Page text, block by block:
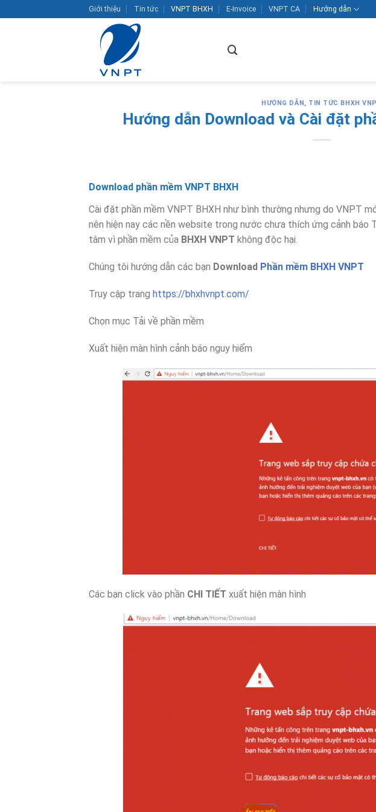
qua
Giới thiệu Tin tức VNPT BHXH E-Invoice VNPT CA Hướng dẫn
HƯỚNG DẪN, TIN TỨC BHXH
Hướng dẫn Download và Cài đặt
Download phần mềm VNPT BHXH
Cài đặt phần mềm VNPT BHXH như bình thường nhưng do VNPT
nên hiện nay các nền website trong nước chưa thích ứng cảnh báo
tâm vì phần mềm của BHXH VNPT không độc hại.
Chúng tôi hướng dẫn các bạn Download Phần mềm BHXH VNPT
Truy cập trang https://bhxhvnpt.com/
Chọn mục Tải về phần mềm
Xuất hiện màn hình cảnh báo nguy hiểm
Các bạn click vào phần CHI TIẾT xuất hiện màn hình